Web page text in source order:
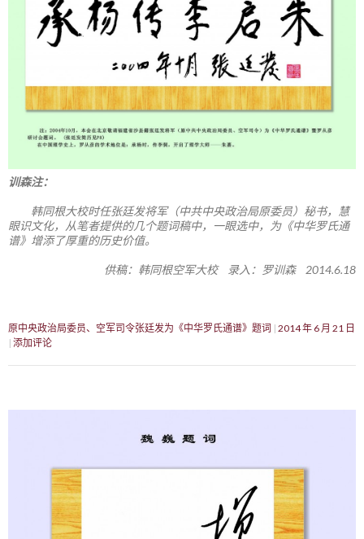
训森注：
韩同根大校时任张廷发将军（中共中央政治局原委员）秘书，慧
眼识文化，从笔者提供的几个题词稿中，一眼选中，为《中华罗氏通
谱》增添了厚重的历史价值。
供稿：韩同根空军大校 录入：罗训森 2014.6.18
原中央政治局委员、空军司令张廷发为《中华罗氏通谱》题词 2014 年 6 月 21 日
添加评论